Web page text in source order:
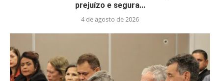
prejuízo e segura...
4 de agosto de 2026